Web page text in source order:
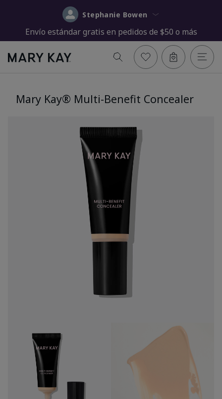
Stephanie Bowen
Envío estándar gratis en pedidos de $50 o más
Mary Kay® Multi-Benefit Concealer